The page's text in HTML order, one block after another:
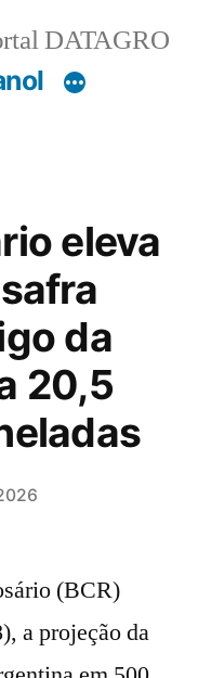
DATAGRO
eleva
da
20,5
(BCR)
a projeção da